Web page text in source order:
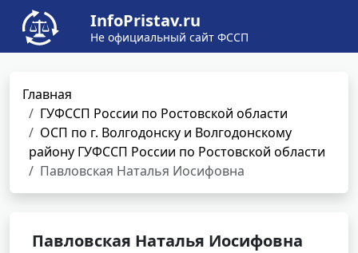
InfoPristav.ru
Не официальный сайт ФССП
Главная
ГУФССП России по Ростовской области
ОСП по г. Волгодонску и Волгодонскому
району ГУФССП России по Ростовской области
Павловская Наталья Иосифовна
Павловская Наталья Иосифовна